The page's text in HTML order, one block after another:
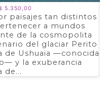
5.350,00
de
precios:
desde
$ 2.690,00
hasta
$ 5.350,00
paisajes tan distintos
a mundos
de la cosmopolita
del glaciar Perito
de Ushuaia —conocida
y la exuberancia
de...